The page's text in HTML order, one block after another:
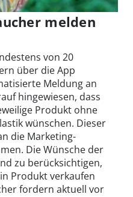
melden
von 20
über die App
Meldung an
hingewiesen, dass
Produkt ohne
wünschen. Dieser
die Marketing-
Die Wünsche der
zu berücksichtigen,
Produkt verkaufen
fordern aktuell vor